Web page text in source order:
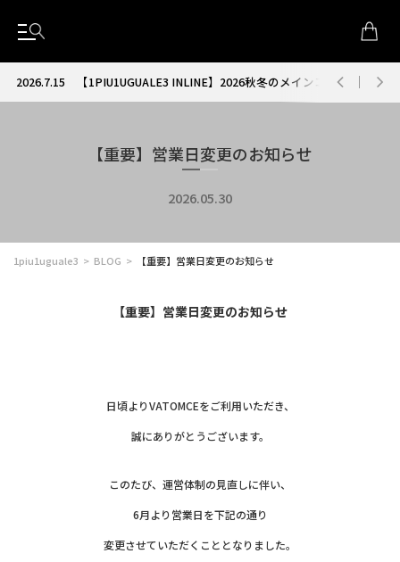
2026.7.15【1PIU1UGUALE3 INLINE】2026秋冬のメインコレクションが
【重要】営業日変更のお知らせ
2026.05.30
1piu1uguale3 BLOG 【重要】営業日変更のお知らせ
【重要】営業日変更のお知らせ
日頃よりVATOMCEをご利用いただき、
誠にありがとうございます。
このたび、運営体制の見直しに伴い、
6月より営業日を下記の通り
変更させていただくこととなりました。